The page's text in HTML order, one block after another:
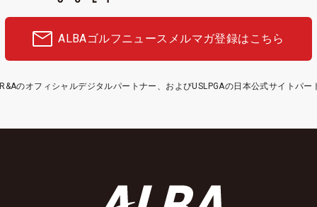
ALBAゴルフニュース メルマガ登録はこちら
のオフィシャルデジタルパートナー、およびUSLPGAの日本公式サイトパー